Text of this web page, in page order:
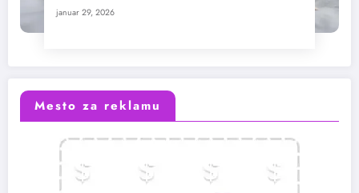
januar 29, 2026
Mesto za reklamu